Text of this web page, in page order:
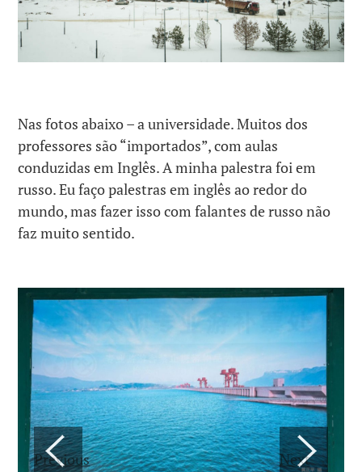
Nas fotos abaixo – a universidade. Muitos dos
professores são “importados”, com aulas
conduzidas em Inglês. A minha palestra foi em
russo. Eu faço palestras em inglês ao redor do
mundo, mas fazer isso com falantes de russo não
faz muito sentido.
Previous Next